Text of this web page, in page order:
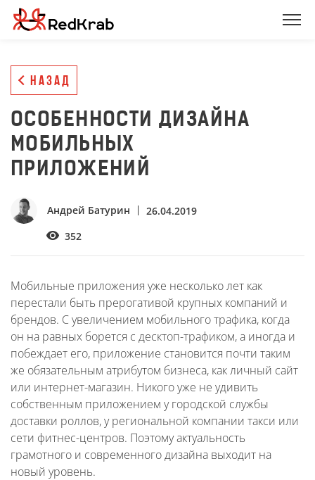
НАЗАД
ОСОБЕННОСТИ ДИЗАЙНА
МОБИЛЬНЫХ
ПРИЛОЖЕНИЙ
Андрей Батурин
26.04.2019
352
Мобильные приложения уже несколько лет как
перестали быть прерогативой крупных компаний и
брендов. С увеличением мобильного трафика, когда
он на равных борется с десктоп-трафиком, а иногда и
побеждает его, приложение становится почти таким
же обязательным атрибутом бизнеса, как личный сайт
или интернет-магазин. Никого уже не удивить
собственным приложением у городской службы
доставки роллов, у региональной компании такси или
сети фитнес-центров. Поэтому актуальность
грамотного и современного дизайна выходит на
новый уровень.